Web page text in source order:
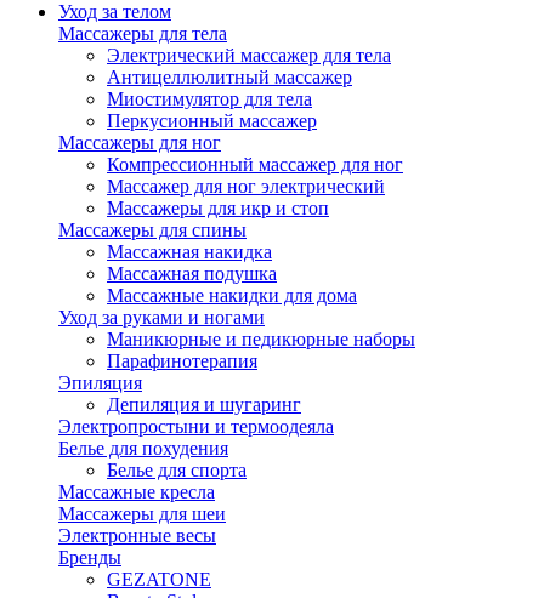
Уход за телом
Массажеры для тела
Электрический массажер для тела
Антицеллюлитный массажер
Миостимулятор для тела
Перкусионный массажер
Массажеры для ног
Компрессионный массажер для ног
Массажер для ног электрический
Массажеры для икр и стоп
Массажеры для спины
Массажная накидка
Массажная подушка
Массажные накидки для дома
Уход за руками и ногами
Маникюрные и педикюрные наборы
Парафинотерапия
Эпиляция
Депиляция и шугаринг
Электропростыни и термоодеяла
Белье для похудения
Белье для спорта
Массажные кресла
Массажеры для шеи
Электронные весы
Бренды
GEZATONE